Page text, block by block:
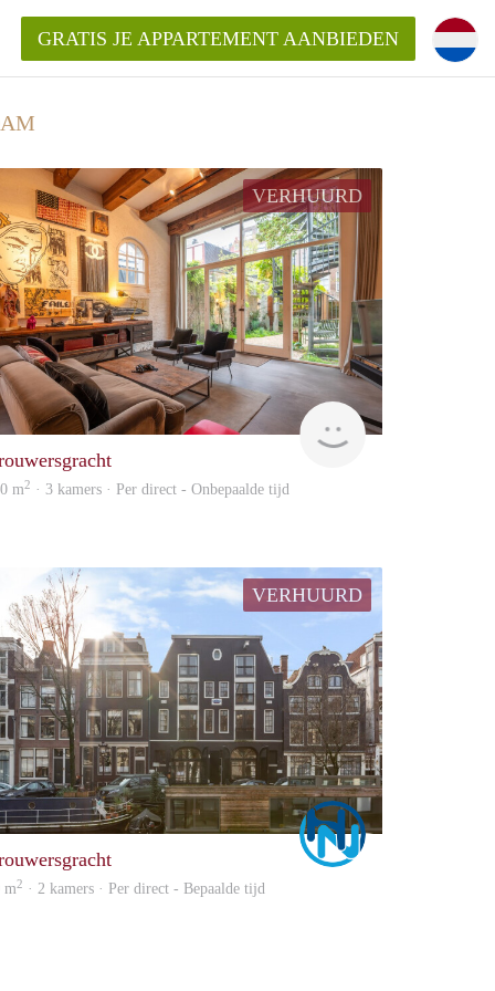
appartement in Amsterdam?
van een huur appartement?
in Amsterdam?
GRATIS JE APPARTEMENT AANBIEDEN
VERHUURD
m2 · 3 kamers · Per direct - Onbepaalde tijd
VERHUURD
Marco
m2 · 2 kamers · Per direct - Bepaalde tijd